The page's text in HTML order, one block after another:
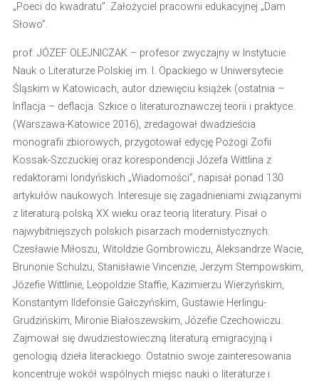
„Poeci do kwadratu”. Założyciel pracowni edukacyjnej „Dam
Słowo”.
prof. JÓZEF OLEJNICZAK – profesor zwyczajny w Instytucie
Nauk o Literaturze Polskiej im. I. Opackiego w Uniwersytecie
Śląskim w Katowicach, autor dziewięciu książek (ostatnia –
Inflacja – deflacja. Szkice o literaturoznawczej teorii i praktyce.
(Warszawa-Katowice 2016), zredagował dwadzieścia
monografii zbiorowych, przygotował edycję Pożogi Zofii
Kossak-Szczuckiej oraz korespondencji Józefa Wittlina z
redaktorami londyńskich „Wiadomości”, napisał ponad 130
artykułów naukowych. Interesuje się zagadnieniami związanymi
z literaturą polską XX wieku oraz teorią literatury. Pisał o
najwybitniejszych polskich pisarzach modernistycznych:
Czesławie Miłoszu, Witoldzie Gombrowiczu, Aleksandrze Wacie,
Brunonie Schulzu, Stanisławie Vincenzie, Jerzym Stempowskim,
Józefie Wittlinie, Leopoldzie Staffie, Kazimierzu Wierzyńskim,
Konstantym Ildefonsie Gałczyńskim, Gustawie Herlingu-
Grudzińskim, Mironie Białoszewskim, Józefie Czechowiczu.
Zajmował się dwudziestowieczną literaturą emigracyjną i
genologią dzieła literackiego. Ostatnio swoje zainteresowania
koncentruje wokół wspólnych miejsc nauki o literaturze i